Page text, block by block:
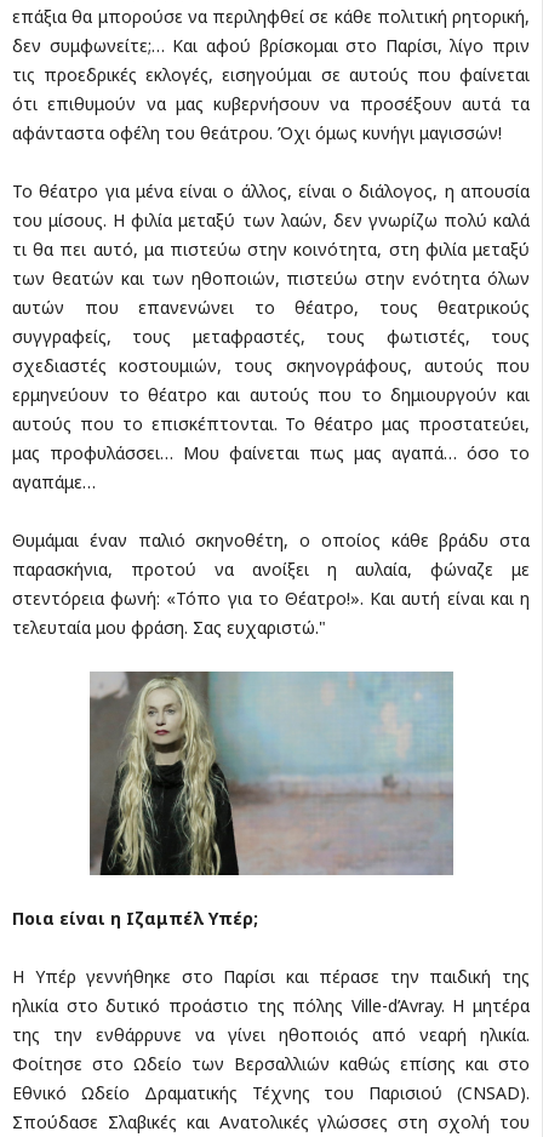
επάξια θα μπορούσε να περιληφθεί σε κάθε πολιτική ρητορική,
δεν συμφωνείτε;… Και αφού βρίσκομαι στο Παρίσι, λίγο πριν
τις προεδρικές εκλογές, εισηγούμαι σε αυτούς που φαίνεται
ότι επιθυμούν να μας κυβερνήσουν να προσέξουν αυτά τα
αφάνταστα οφέλη του θεάτρου. Όχι όμως κυνήγι μαγισσών!
Το θέατρο για μένα είναι ο άλλος, είναι ο διάλογος, η απουσία
του μίσους. Η φιλία μεταξύ των λαών, δεν γνωρίζω πολύ καλά
τι θα πει αυτό, μα πιστεύω στην κοινότητα, στη φιλία μεταξύ
των θεατών και των ηθοποιών, πιστεύω στην ενότητα όλων
αυτών που επανενώνει το θέατρο, τους θεατρικούς
συγγραφείς, τους μεταφραστές, τους φωτιστές, τους
σχεδιαστές κοστουμιών, τους σκηνογράφους, αυτούς που
ερμηνεύουν το θέατρο και αυτούς που το δημιουργούν και
αυτούς που το επισκέπτονται. Το θέατρο μας προστατεύει,
μας προφυλάσσει… Μου φαίνεται πως μας αγαπά… όσο το
αγαπάμε…
Θυμάμαι έναν παλιό σκηνοθέτη, ο οποίος κάθε βράδυ στα
παρασκήνια, προτού να ανοίξει η αυλαία, φώναζε με
στεντόρεια φωνή: «Τόπο για το Θέατρο!». Και αυτή είναι και η
τελευταία μου φράση. Σας ευχαριστώ."
Ποια είναι η Ιζαμπέλ Υπέρ;
Η Υπέρ γεννήθηκε στο Παρίσι και πέρασε την παιδική της
ηλικία στο δυτικό προάστιο της πόλης Ville-d’Avray. Η μητέρα
της την ενθάρρυνε να γίνει ηθοποιός από νεαρή ηλικία.
Φοίτησε στο Ωδείο των Βερσαλλιών καθώς επίσης και στο
Εθνικό Ωδείο Δραματικής Τέχνης του Παρισιού (CNSAD).
Σπούδασε Σλαβικές και Ανατολικές γλώσσες στη σχολή του